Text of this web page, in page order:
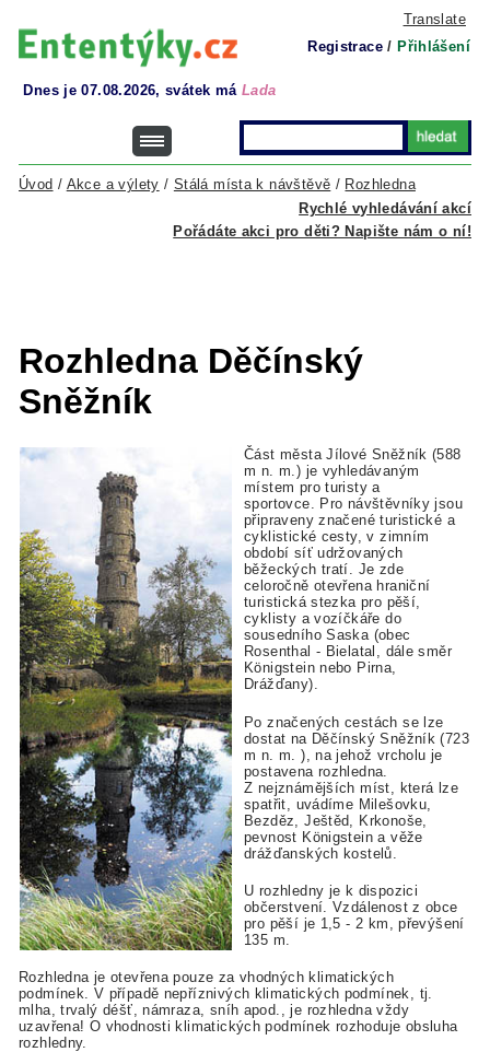
Translate
Registrace / Přihlášení
Dnes je 07.08.2026, svátek má Lada
Rychlé vyhledávání akcí
Úvod / Akce a výlety / Stálá místa k návštěvě / Rozhledna
Pořádáte akci pro děti? Napište nám o ní!
Rozhledna Děčínský
Sněžník
Část města Jílové Sněžník (588
m n. m.) je vyhledávaným
místem pro turisty a
sportovce. Pro návštěvníky jsou
připraveny značené turistické a
cyklistické cesty, v zimním
období síť udržovaných
běžeckých tratí. Je zde
celoročně otevřena hraniční
turistická stezka pro pěší,
cyklisty a vozíčkáře do
sousedního Saska (obec
Rosenthal - Bielatal, dále směr
Königstein nebo Pirna,
Drážďany).
Po značených cestách se lze
dostat na Děčínský Sněžník (723
m n. m. ), na jehož vrcholu je
postavena rozhledna.
Z nejznámějších míst, která lze
spatřit, uvádíme Milešovku,
Bezděz, Ještěd, Krkonoše,
pevnost Königstein a věže
drážďanských kostelů.
U rozhledny je k dispozici
občerstvení. Vzdálenost z obce
pro pěší je 1,5 - 2 km, převýšení
135 m.
Rozhledna je otevřena pouze za vhodných klimatických
podmínek. V případě nepříznivých klimatických podmínek, tj.
mlha, trvalý déšť, námraza, sníh apod., je rozhledna vždy
uzavřena! O vhodnosti klimatických podmínek rozhoduje obsluha
rozhledny.